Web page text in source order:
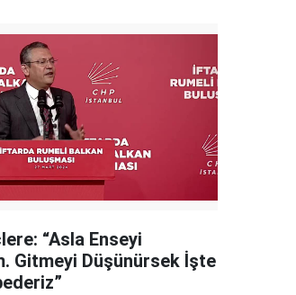
“Asla Enseyi
Gitmeyi Düşünürsek İşte